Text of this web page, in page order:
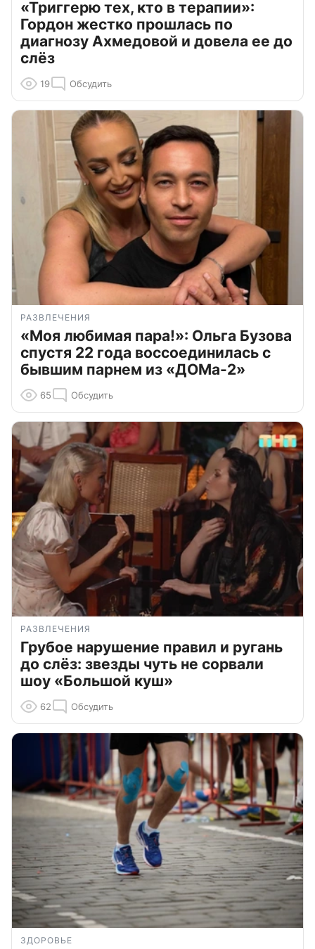
«Триггерю тех, кто в терапии»:
Гордон жестко прошлась по
диагнозу Ахмедовой и довела ее до
слёз
19 Обсудить
РАЗВЛЕЧЕНИЯ
«Моя любимая пара!»: Ольга Бузова
спустя 22 года воссоединилась с
бывшим парнем из «ДОМа-2»
65 Обсудить
РАЗВЛЕЧЕНИЯ
Грубое нарушение правил и ругань
до слёз: звезды чуть не сорвали
шоу «Большой куш»
62 Обсудить
ЗДОРОВЬЕ